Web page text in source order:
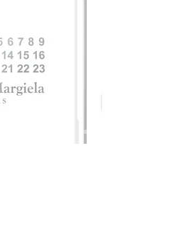
メゾン マル